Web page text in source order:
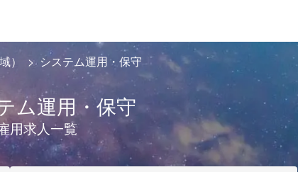
） システム運用・保守
ム運用・保守
用求人一覧